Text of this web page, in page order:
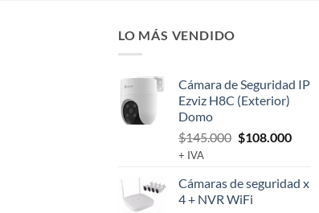
LO MÁS VENDIDO
Cámara de Seguridad IP
Ezviz H8C (Exterior)
Domo
$145.000 El
era:
$145.000.
$108.000El
es:
+ IVA
Cámaras de seguridad x
4 + NVR WiFi